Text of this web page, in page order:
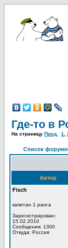
Где-то в
На страницу Пред. 1
Список
Автор
Fisch
капитан 1 ранга
Зарегистрирован:
15.02.2010
Сообщения: 1300
Откуда: Россия